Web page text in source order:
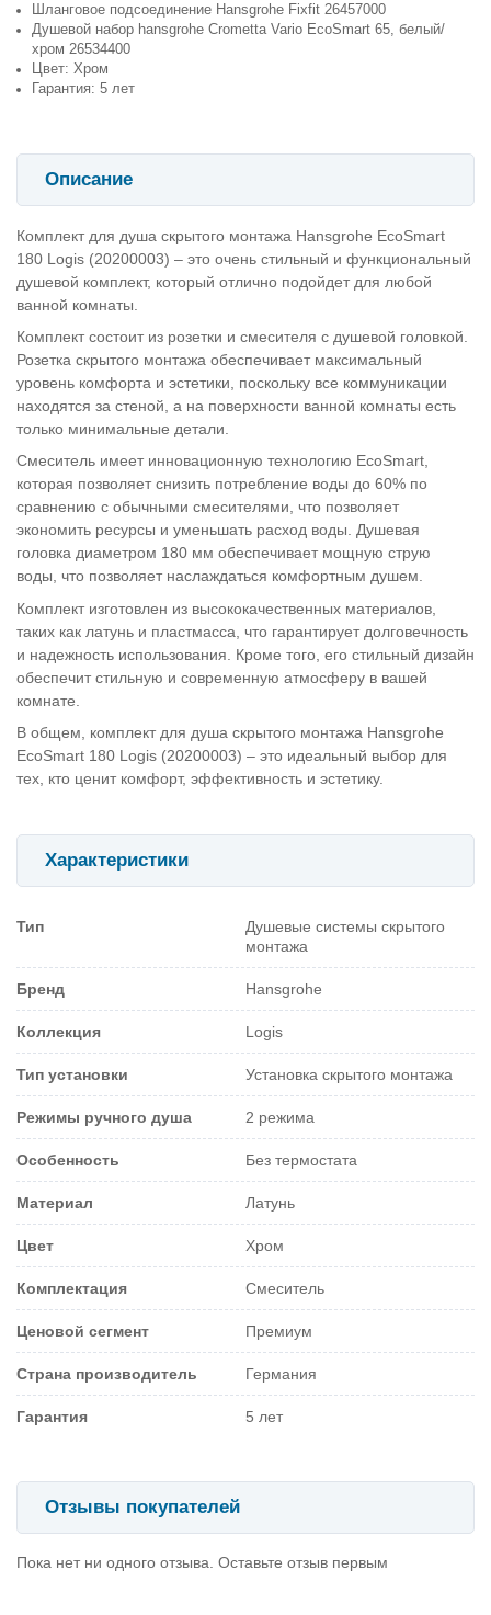
Шланговое подсоединение Hansgrohe Fixfit 26457000
Душевой набор hansgrohe Crometta Vario EcoSmart 65, белый/
хром 26534400
Цвет: Хром
Гарантия: 5 лет
Описание
Комплект для душа скрытого монтажа Hansgrohe EcoSmart
180 Logis (20200003) – это очень стильный и функциональный
душевой комплект, который отлично подойдет для любой
ванной комнаты.
Комплект состоит из розетки и смесителя с душевой головкой.
Розетка скрытого монтажа обеспечивает максимальный
уровень комфорта и эстетики, поскольку все коммуникации
находятся за стеной, а на поверхности ванной комнаты есть
только минимальные детали.
Смеситель имеет инновационную технологию EcoSmart,
которая позволяет снизить потребление воды до 60% по
сравнению с обычными смесителями, что позволяет
экономить ресурсы и уменьшать расход воды. Душевая
головка диаметром 180 мм обеспечивает мощную струю
воды, что позволяет наслаждаться комфортным душем.
Комплект изготовлен из высококачественных материалов,
таких как латунь и пластмасса, что гарантирует долговечность
и надежность использования. Кроме того, его стильный дизайн
обеспечит стильную и современную атмосферу в вашей
комнате.
В общем, комплект для душа скрытого монтажа Hansgrohe
EcoSmart 180 Logis (20200003) – это идеальный выбор для
тех, кто ценит комфорт, эффективность и эстетику.
Характеристики
Тип
Душевые системы скрытого
монтажа
Бренд Hansgrohe
Коллекция Logis
Тип установки Установка скрытого монтажа
Режимы ручного душа 2 режима
Особенность Без термостата
Материал Латунь
Цвет Хром
Комплектация Смеситель
Ценовой сегмент Премиум
Страна производитель Германия
Гарантия 5 лет
Отзывы покупателей
Пока нет ни одного отзыва. Оставьте отзыв первым